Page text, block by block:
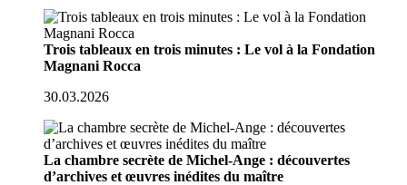
Trois tableaux en trois minutes : Le vol à la Fondation
Magnani Rocca
30.03.2026
La chambre secrète de Michel-Ange : découvertes
d’archives et œuvres inédites du maître